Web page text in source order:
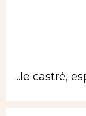
...le castré,